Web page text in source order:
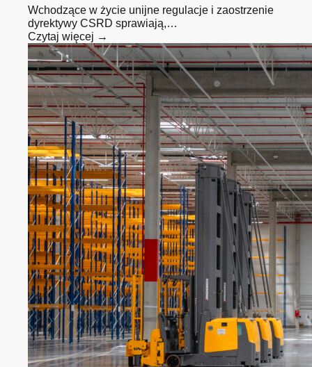
Wchodzące w życie unijne regulacje i zaostrzenie
dyrektywy CSRD sprawiają,…
Czytaj więcej →